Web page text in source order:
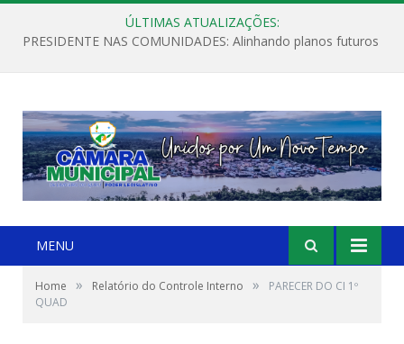
ÚLTIMAS ATUALIZAÇÕES:
PRESIDENTE NAS COMUNIDADES: Alinhando planos futuros
MENU
Home » Relatório do Controle Interno »
PARECER DO CI 1º
QUAD